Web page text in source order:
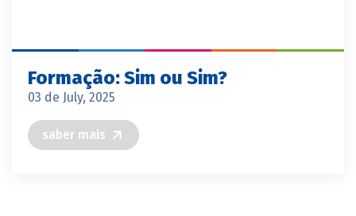
Formação: Sim ou Sim?
03 de July, 2025
saber mais